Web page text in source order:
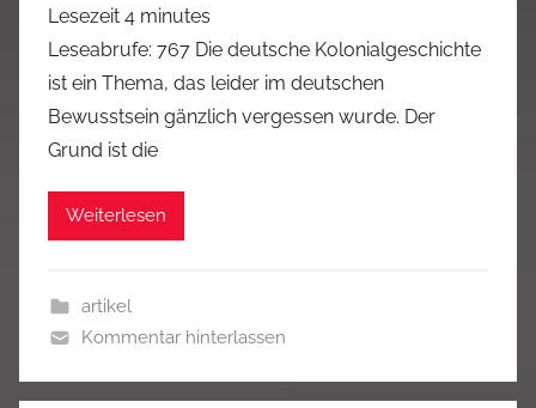
Lesezeit 4 minutes
Leseabrufe: 767 Die deutsche Kolonialgeschichte
ist ein Thema, das leider im deutschen
Bewusstsein gänzlich vergessen wurde. Der
Grund ist die
Weiterlesen
artikel
Kommentar hinterlassen